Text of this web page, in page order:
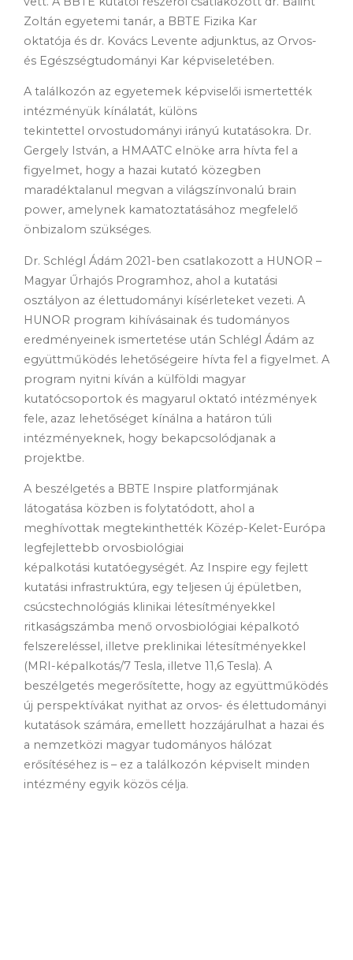
Zoltán egyetemi tanár, a BBTE Fizika Kar
oktatója és dr. Kovács Levente adjunktus, az Orvos-
és Egészségtudományi Kar képviseletében.
A találkozón az egyetemek képviselői ismertették
intézményük kínálatát, különs
tekintettel orvostudományi irányú kutatásokra. Dr.
Gergely István, a HMAATC elnöke arra hívta fel a
figyelmet, hogy a hazai kutató közegben
maradéktalanul megvan a világszínvonalú brain
power, amelynek kamatoztatásához megfelelő
önbizalom szükséges.
Dr. Schlégl Ádám 2021-ben csatlakozott a HUNOR –
Magyar Űrhajós Programhoz, ahol a kutatási
osztályon az élettudományi kísérleteket vezeti. A
HUNOR program kihívásainak és tudományos
eredményeinek ismertetése után Schlégl Ádám az
együttműködés lehetőségeire hívta fel a figyelmet. A
program nyitni kíván a külföldi magyar
kutatócsoportok és magyarul oktató intézmények
fele, azaz lehetőséget kínálna a határon túli
intézményeknek, hogy bekapcsolódjanak a
projektbe.
A beszélgetés a BBTE Inspire platformjának
látogatása közben is folytatódott, ahol a
meghívottak megtekinthették Közép-Kelet-Európa
legfejlettebb orvosbiológiai
képalkotási kutatóegységét. Az Inspire egy fejlett
kutatási infrastruktúra, egy teljesen új épületben,
csúcstechnológiás klinikai létesítményekkel
ritkaságszámba menő orvosbiológiai képalkotó
felszereléssel, illetve preklinikai létesítményekkel
(MRI-képalkotás/7 Tesla, illetve 11,6 Tesla). A
beszélgetés megerősítette, hogy az együttműködés
új perspektívákat nyithat az orvos- és élettudományi
kutatások számára, emellett hozzájárulhat a hazai és
a nemzetközi magyar tudományos hálózat
erősítéséhez is – ez a találkozón képviselt minden
intézmény egyik közös célja.